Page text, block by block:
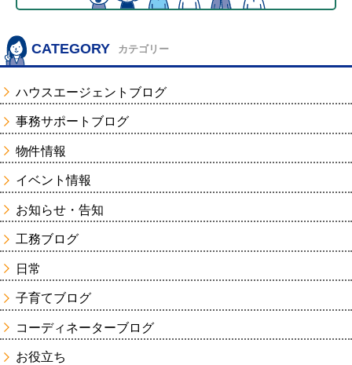
CATEGORY カテゴリー
ハウスエージェントブログ
事務サポートブログ
物件情報
イベント情報
お知らせ・告知
工務ブログ
日常
子育てブログ
コーディネーターブログ
お役立ち